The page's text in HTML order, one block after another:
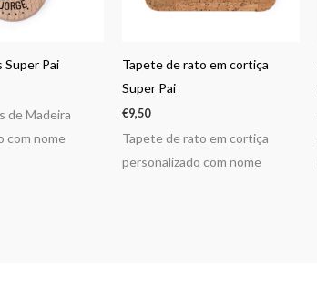
Super Pai
de Madeira
com nome
Tapete de rato em cortiça
Super Pai
€9,50
Tapete de rato em cortiça
personalizado com nome